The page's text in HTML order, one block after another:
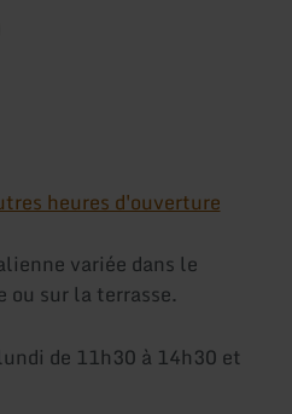
heures d'ouverture
variée dans le
sur la terrasse.
de 11h30 à 14h30 et